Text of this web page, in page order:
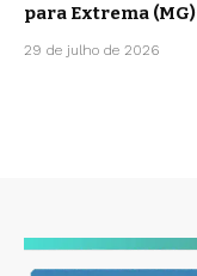
para Extrema (MG)
29 de julho de 2026